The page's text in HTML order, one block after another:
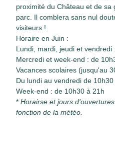
proximité du Château et de
parc. Il comblera sans nul
visiteurs !
Horaire en Juin :
Lundi, mardi, jeudi et vendredi
Mercredi et week-end : de
Vacances scolaires (jusqu'au
Du lundi au vendredi de
Week-end : de 10h30 à 21h
* Horairse et jours
fonction de la météo.